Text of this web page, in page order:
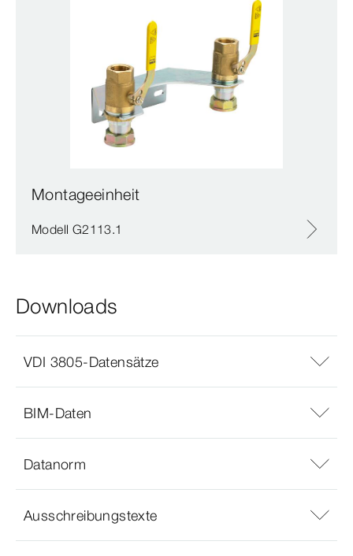
Montageeinheit
Modell G2113.1
Downloads
VDI 3805-Datensätze
BIM-Daten
Datanorm
Ausschreibungstexte